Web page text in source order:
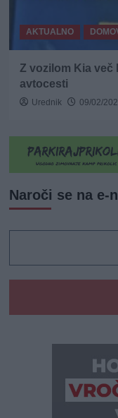
AKTUALNO
Z vozilom Kia več
avtocesti
Urednik 09/02/
Naroči se na e-